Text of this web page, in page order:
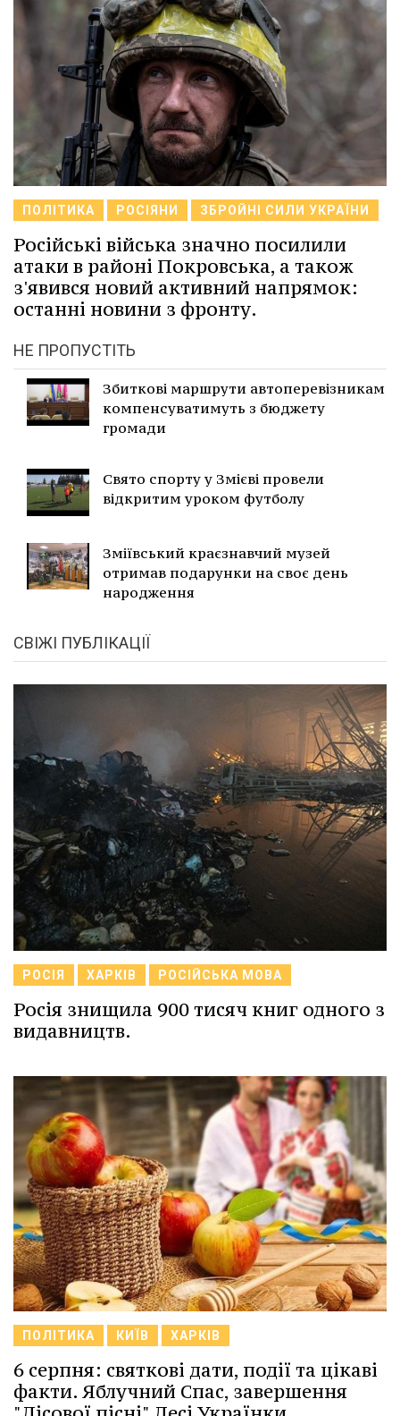
ПОЛІТИКА РОСІЯНИ ЗБРОЙНІ СИЛИ УКРАЇНИ
Російські війська значно посилили
атаки в районі Покровська, а також
з'явився новий активний напрямок:
останні новини з фронту.
НЕ ПРОПУСТІТЬ
Збиткові маршрути автоперевізникам
компенсуватимуть з бюджету
громади
Свято спорту у Змієві провели
відкритим уроком футболу
Зміївський краєзнавчий музей
отримав подарунки на своє день
народження
СВІЖІ ПУБЛІКАЦІЇ
РОСІЯ ХАРКІВ РОСІЙСЬКА МОВА
Росія знищила 900 тисяч книг одного з
видавництв.
ПОЛІТИКА КИЇВ ХАРКІВ
6 серпня: святкові дати, події та цікаві
факти. Яблучний Спас, завершення